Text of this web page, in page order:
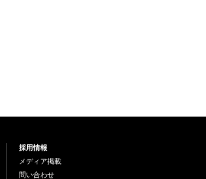
採用情報
メディア掲載
問い合わせ